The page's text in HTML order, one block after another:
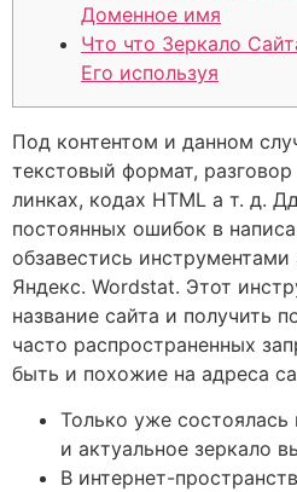
Доменное имя
Что что Зеркало
Его используя
Под контентом и данном
текстовый формат,
линках, кодах HTML а т. д.
постоянных ошибок в
обзавестись
Яндекс. Wordstat. Этот
название сайта и получить
часто распространенных
быть и похожие на адреса
Только уже
и актуальное зеркало
В интернет-